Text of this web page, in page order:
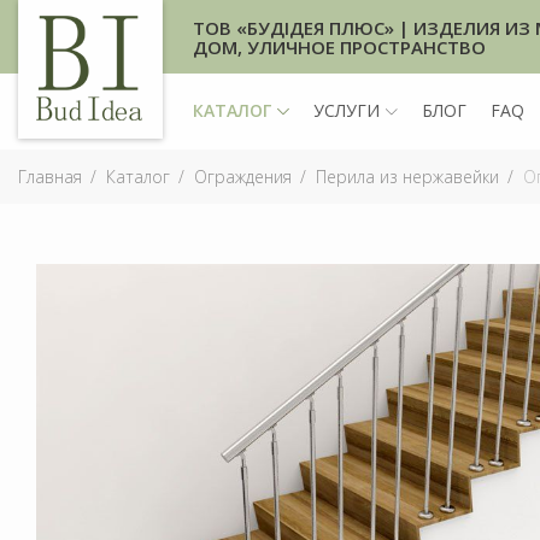
ТОВ «БУДІДЕЯ ПЛЮС» | ИЗДЕЛИЯ ИЗ
ДОМ, УЛИЧНОЕ ПРОСТРАНСТВО
КАТАЛОГ УСЛУГИ БЛОГ FAQ
Главная Каталог Ограждения Перила из нержавейки